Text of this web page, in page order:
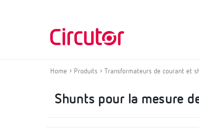
Home Produits Transformateurs de courant et
Shunts pour la mesure